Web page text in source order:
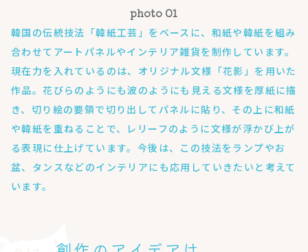
韓国の伝統技法「韓紙工芸」をベースに、和紙や韓紙を組み
合わせてアートパネルやインテリア雑貨を制作しています。
現在力を入れているのは、オリジナル文様「花影」を用いた
作品。花びらのようにも波のようにも見える文様を厚紙に描
き、切り絵の要領で切り出してパネルに貼り、その上に和紙
や韓紙を重ねることで、レリーフのように文様が浮かび上が
る表現に仕上げています。今後は、この技法をランプやお
盆、タンスなどのインテリアにも応用していきたいと考えて
います。